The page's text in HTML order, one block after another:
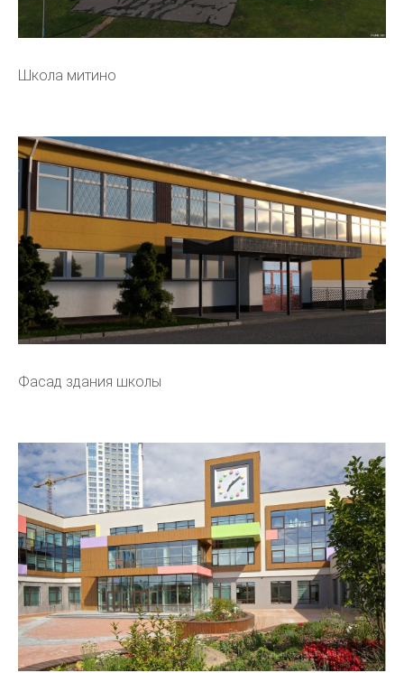
Школа митино
Фасад здания школы